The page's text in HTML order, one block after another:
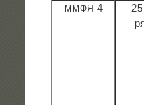
ММФЯ‑4